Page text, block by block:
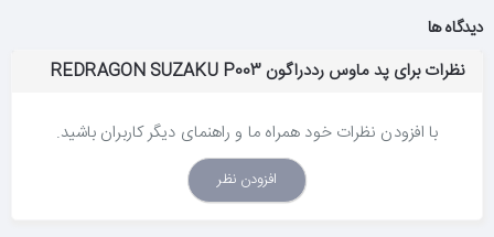
دیدگاه ها
نظرات برای پد ماوس رددراگون REDRAGON SUZAKU P003
با افزودن نظرات خود همراه ما و راهنمای دیگر کاربران باشید.
افزودن نظر